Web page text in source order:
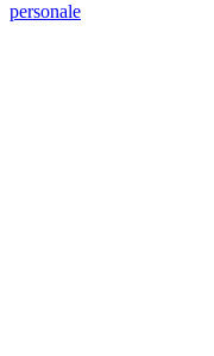
personale